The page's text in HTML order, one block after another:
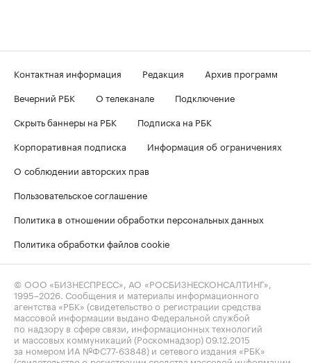
Контактная информация Редакция
Архив программ
Вечерний РБК
О телеканале
Подключение
Скрыть баннеры на РБК
Подписка на РБК
Корпоративная подписка
Информация об ограничениях
О соблюдении авторских прав
Пользовательское соглашение
Политика в отношении обработки персональных данных
Политика обработки файлов cookie
© ООО «БИЗНЕСПРЕСС», АО «РОСБИЗНЕСКОНСАЛТИНГ»,
1995–2026 . Сообщения и материалы информационного
агентства «РБК» (свидетельство о регистрации средства
массовой информации выдано Федеральной службой
по надзору в сфере связи, информационных технологий
и массовых коммуникаций (Роскомнадзор) 09.12.2015
за номером ИА №ФС77-63848) и сетевого издания «РБК»